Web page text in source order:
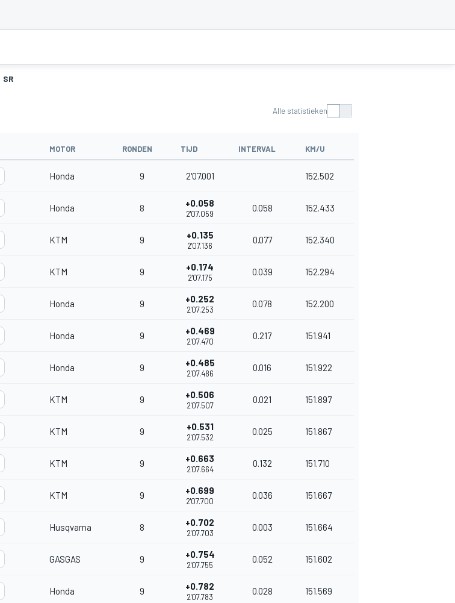
SR
Alle statistieken
MOTOR RONDEN TIJD INTERVAL KM/U
Honda 9 2'07.001 152.502
Honda 8 +0.058
2'07.059
0.058 152.433
KTM 9 +0.135
2'07.136
0.077 152.340
KTM 9 +0.174
2'07.175
0.039 152.294
Honda 9 +0.252
2'07.253
0.078 152.200
Honda 9 +0.469
2'07.470
0.217 151.941
Honda 9 +0.485
2'07.486
0.016 151.922
KTM 9 +0.506
2'07.507
0.021 151.897
KTM 9 +0.531
2'07.532
0.025 151.867
KTM 9 +0.663
2'07.664
0.132 151.710
KTM 9 +0.699
2'07.700
0.036 151.667
Husqvarna 8 +0.702
2'07.703
0.003 151.664
GASGAS 9 +0.754
2'07.755
0.052 151.602
Honda 9 +0.782
2'07.783
0.028 151.569